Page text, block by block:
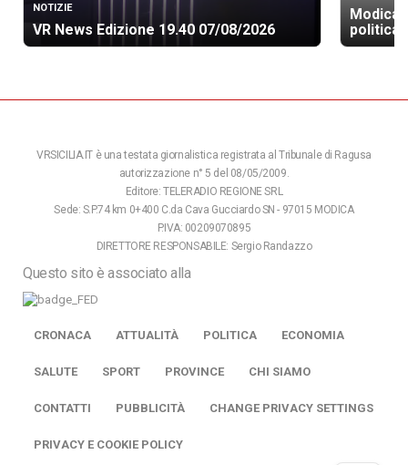
NOTIZIE
VR News Edizione 19.40 07/08/2026
politica
VRSICILIA.IT è una testata giornalistica registrata al Tribunale di Ragusa
autorizzazione n° 5 del 08/05/2009.
Editore: TELERADIO REGIONE SRL
Sede: S.P.74 km 0+400 C.da Cava Gucciardo SN - 97015 MODICA
P.IVA: 00209070895
DIRETTORE RESPONSABILE: Sergio Randazzo
Questo sito è associato alla
CRONACA ATTUALITÀ POLITICA ECONOMIA
SALUTE SPORT PROVINCE CHI SIAMO
CONTATTI PUBBLICITÀ CHANGE PRIVACY SETTINGS
PRIVACY E COOKIE POLICY